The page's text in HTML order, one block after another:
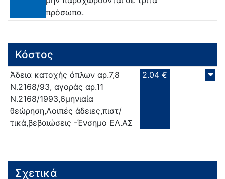
πρόσωπα.
Κόστος
Άδεια κατοχής όπλων αρ.7,8
Ν.2168/93, αγοράς αρ.11
Ν.2168/1993,6μηνιαία
θεώρηση,Λοιπές άδειες,πιστ/
τικά,βεβαιώσεις -Ένσημο ΕΛ.ΑΣ
2.04 €
Σχετικά